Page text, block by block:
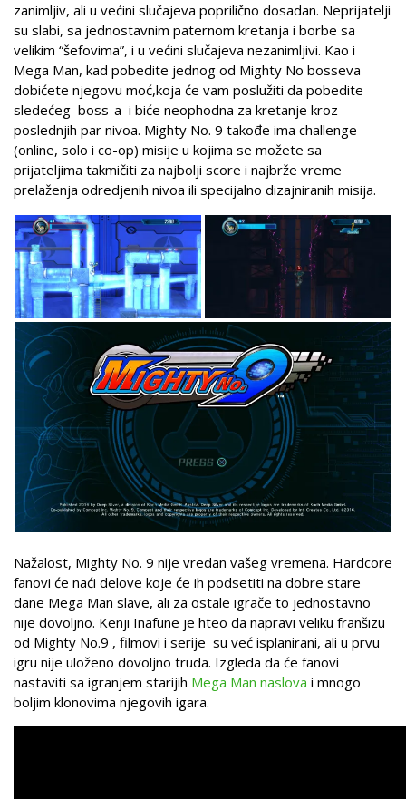
zanimljiv, ali u većini slučajeva poprilično dosadan. Neprijatelji
su slabi, sa jednostavnim paternom kretanja i borbe sa
velikim “šefovima”, i u većini slučajeva nezanimljivi. Kao i
Mega Man, kad pobedite jednog od Mighty No bosseva
dobićete njegovu moć,koja će vam poslužiti da pobedite
sledećeg boss-a i biće neophodna za kretanje kroz
poslednjih par nivoa. Mighty No. 9 takođe ima challenge
(online, solo i co-op) misije u kojima se možete sa
prijateljima takmičiti za najbolji score i najbrže vreme
prelaženja odredjenih nivoa ili specijalno dizajniranih misija.
Nažalost, Mighty No. 9 nije vredan vašeg vremena. Hardcore
fanovi će naći delove koje će ih podsetiti na dobre stare
dane Mega Man slave, ali za ostale igrače to jednostavno
nije dovoljno. Kenji Inafune je hteo da napravi veliku franšizu
od Mighty No.9 , filmovi i serije su već isplanirani, ali u prvu
igru nije uloženo dovoljno truda. Izgleda da će fanovi
nastaviti sa igranjem starijih Mega Man naslova i mnogo
boljim klonovima njegovih igara.